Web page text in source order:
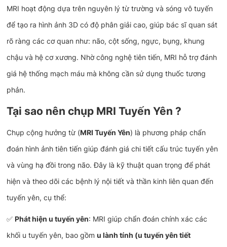
MRI hoạt động dựa trên nguyên lý từ trường và sóng vô tuyến
để tạo ra hình ảnh 3D có độ phân giải cao, giúp bác sĩ quan sát
rõ ràng các cơ quan như: não, cột sống, ngực, bụng, khung
chậu và hệ cơ xương. Nhờ công nghệ tiên tiến, MRI hỗ trợ đánh
giá hệ thống mạch máu mà không cần sử dụng thuốc tương
phản.
Tại sao nên chụp MRI Tuyến Yên ?
Chụp cộng hưởng từ (MRI Tuyến Yên) là phương pháp chẩn
đoán hình ảnh tiên tiến giúp đánh giá chi tiết cấu trúc tuyến yên
và vùng hạ đồi trong não. Đây là kỹ thuật quan trọng để phát
hiện và theo dõi các bệnh lý nội tiết và thần kinh liên quan đến
tuyến yên, cụ thể:
✅ Phát hiện u tuyến yên: MRI giúp chẩn đoán chính xác các
khối u tuyến yên, bao gồmu lành tính (u tuyến yên tiết